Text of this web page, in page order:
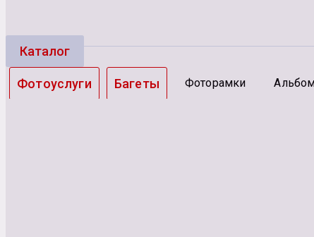
Каталог
Фотоуслуги Багеты Фоторамки